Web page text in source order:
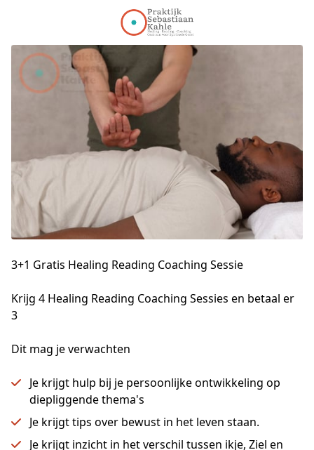
3+1 Gratis Healing Reading Coaching Sessie
Krijg 4 Healing Reading Coaching Sessies en betaal er
3
Dit mag je verwachten
Je krijgt hulp bij je persoonlijke ontwikkeling op
diepliggende thema's
Je krijgt tips over bewust in het leven staan.
Je krijgt inzicht in het verschil tussen ikje, Ziel en